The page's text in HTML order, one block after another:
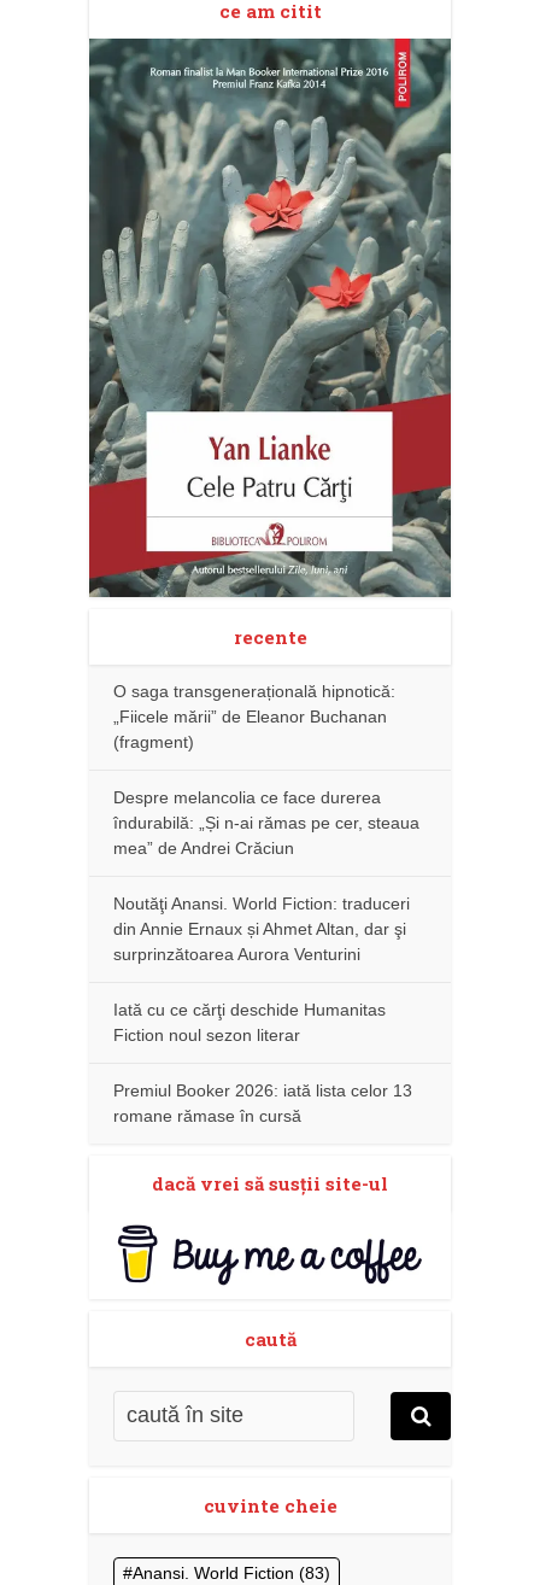
ce am citit
recente
O saga transgenerațională hipnotică:
„Fiicele mării” de Eleanor Buchanan
(fragment)
Despre melancolia ce face durerea
îndurabilă: „Și n-ai rămas pe cer, steaua
mea” de Andrei Crăciun
Noutăţi Anansi. World Fiction: traduceri
din Annie Ernaux și Ahmet Altan, dar şi
surprinzătoarea Aurora Venturini
Iată cu ce cărţi deschide Humanitas
Fiction noul sezon literar
Premiul Booker 2026: iată lista celor 13
romane rămase în cursă
dacă vrei să susţii site-ul
caută
cuvinte cheie
Anansi. World Fiction (83)